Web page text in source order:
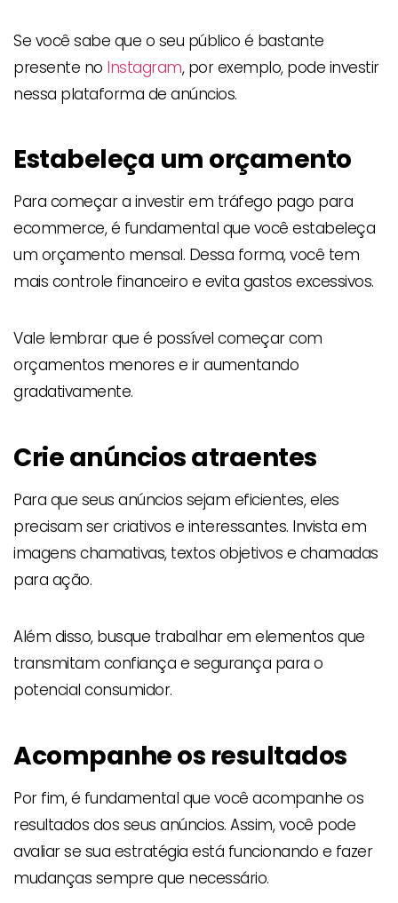
Se você sabe que o seu público é bastante
presente no Instagram, por exemplo, pode investir
nessa plataforma de anúncios.
Estabeleça um orçamento
Para começar a investir em tráfego pago para
ecommerce, é fundamental que você estabeleça
um orçamento mensal. Dessa forma, você tem
mais controle financeiro e evita gastos excessivos.
Vale lembrar que é possível começar com
orçamentos menores e ir aumentando
gradativamente.
Crie anúncios atraentes
Para que seus anúncios sejam eficientes, eles
precisam ser criativos e interessantes. Invista em
imagens chamativas, textos objetivos e chamadas
para ação.
Além disso, busque trabalhar em elementos que
transmitam confiança e segurança para o
potencial consumidor.
Acompanhe os resultados
Por fim, é fundamental que você acompanhe os
resultados dos seus anúncios. Assim, você pode
avaliar se sua estratégia está funcionando e fazer
mudanças sempre que necessário.